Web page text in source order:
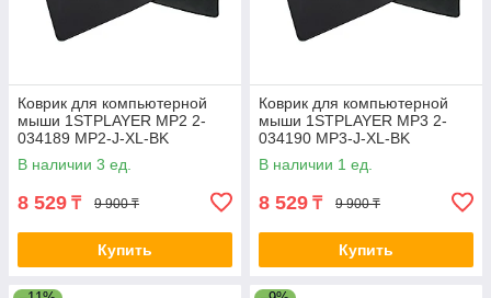
Коврик для компьютерной
мыши 1STPLAYER MP2 2-
034189 MP2-J-XL-BK
В наличии 3 ед.
8 529 ₸ 9 900 ₸
Купить
Коврик для компьютерной
мыши 1STPLAYER MP3 2-
034190 MP3-J-XL-BK
В наличии 1 ед.
8 529 ₸ 9 900 ₸
Купить